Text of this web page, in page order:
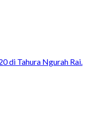
di Tahura Ngurah Rai.